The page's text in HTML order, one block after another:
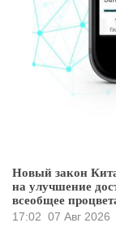
Новый закон
на улучшение
всеобщее
17:02 07 Авг 2026